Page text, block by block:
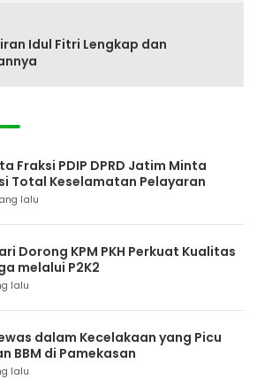
Idul Fitri Lengkap dan
Fraksi PDIP DPRD Jatim Minta
Total Keselamatan Pelayaran
lalu
Dorong KPM PKH Perkuat Kualitas
melalui P2K2
lalu
dalam Kecelakaan yang Picu
BBM di Pamekasan
lalu